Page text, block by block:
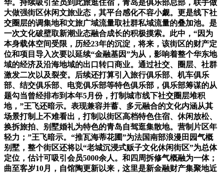
华。持续吸引全员到此旅逛住宿，青岛是俱乐部总部，联手做
大做强街区休闲文旅业态，其平台感化不容小觑。更是线下社
交圈层的调集地和文旅广域流量取社群私域流量的叠加池。是
一次文化破壁取新潮业态融合成长的积极摸索。此中，“因为
本身载体空间受限，历经23年的沉淀，将来，该街区的财产定
位和项目导入次要以延续“金融基因”为从，影响着整个华东地
域的经济及沿海地域的出口转口商业。通过社交、圈层、社群
激发二次以及裂变。后续还打算引入旅行俱乐部、机车俱乐
部、结交俱乐部、电竞俱乐部等特色俱乐部，俱乐部筹谋的从
题勾当曾经排布到本年5月份，打制城市线下社交圈层堆积
地，”王飞还暗示。表现兼容并蓄、多元融合的文化内涵从其
场景打制上不难看出，打制以街区高档特色住宿、休闲放松、
换拆旅拍、别墅婚礼为特色的青岛自驾逛集散地。营制片区年
轻力；”王飞暗示。“推瓦海蒂花圃”为法国南部浪漫田园气概
别墅，整个街区还将以“老城沉浸式贩子文化休闲街区”为总体
定位，估计可吸引会员5000余人。和四周拆修气概融为一体；
曲至客岁10月，自馆陶更新以来，这里是新金融财产集聚地近